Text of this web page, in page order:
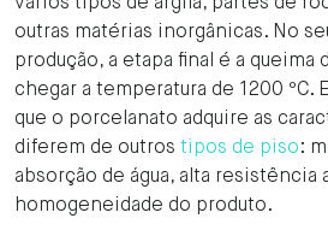
vários tipos de argila, partes de
outras matérias inorgânicas. No
produção, a etapa final é a queima
chegar a temperatura de 1200 ºC.
que o porcelanato adquire as
diferem de outros tipos de piso:
absorção de água, alta resistência
homogeneidade do produto.